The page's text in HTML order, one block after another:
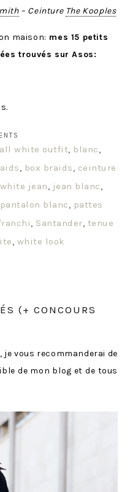
– Ceinture The Kooples
maison: mes 15 petits
trouvés sur Asos:
all white outfit, blanc,
, box braids, ceinture
jean, jean blanc,
pantalon blanc, pattes
, Santander, tenue
, white look
(+ CONCOURS
je vous recommanderai de
de mon blog et de tous